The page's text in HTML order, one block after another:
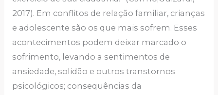
2017). Em conflitos de relação familiar, crianças
e adolescente são os que mais sofrem. Esses
acontecimentos podem deixar marcado o
sofrimento, levando a sentimentos de
ansiedade, solidão e outros transtornos
psicológicos; consequências da